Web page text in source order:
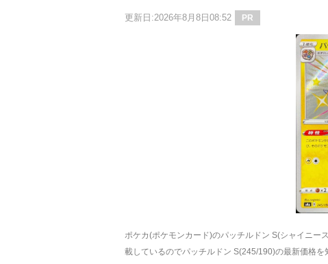
更新日:2026年8月8日08:52 PR
ポケカ(ポケモンカード)のパッチルドン S(シャイニー
載しているのでパッチルドン S(245/190)の最新価格を